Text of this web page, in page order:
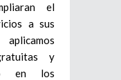
el
a sus
y
en los